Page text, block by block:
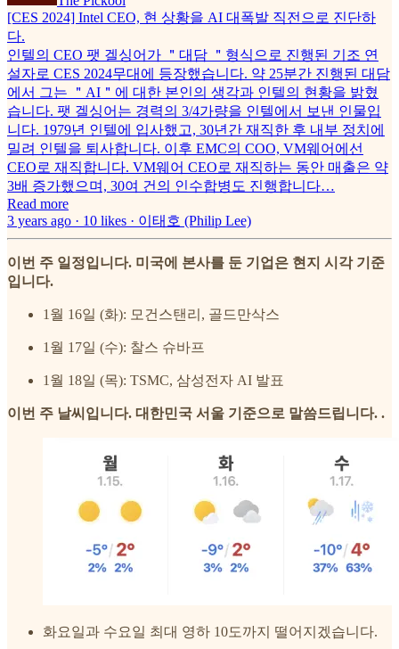
[CES 2024] Intel CEO, 현 상황을 AI 대폭발 직전으로 진단하
다.
인텔의 CEO 팻 겔싱어가 ＂대담 ＂형식으로 진행된 기조 연
설자로 CES 2024무대에 등장했습니다. 약 25분간 진행된 대담
에서 그는 ＂AI＂에 대한 본인의 생각과 인텔의 현황을 밝혔
습니다. 팻 겔싱어는 경력의 3/4가량을 인텔에서 보낸 인물입
니다. 1979년 인텔에 입사했고, 30년간 재직한 후 내부 정치에
밀려 인텔을 퇴사합니다. 이후 EMC의 COO, VM웨어에선
CEO로 재직합니다. VM웨어 CEO로 재직하는 동안 매출은 약
3배 증가했으며, 30여 건의 인수합병도 진행합니다…
Read more
3 years ago · 10 likes · 이태호 (Philip Lee)
이번 주 일정입니다. 미국에 본사를 둔 기업은 현지 시각 기준
입니다.
1월 16일 (화): 모건스탠리, 골드만삭스
1월 17일 (수): 찰스 슈바프
1월 18일 (목): TSMC, 삼성전자 AI 발표
이번 주 날씨입니다. 대한민국 서울 기준으로 말씀드립니다. .
화요일과 수요일 최대 영하 10도까지 떨어지겠습니다.